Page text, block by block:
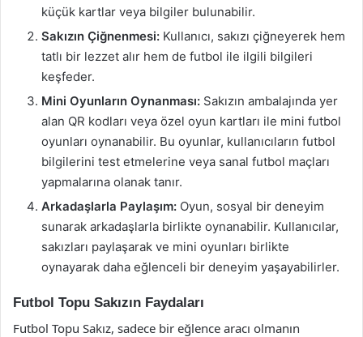
küçük kartlar veya bilgiler bulunabilir.
Sakızın Çiğnenmesi: Kullanıcı, sakızı çiğneyerek hem
tatlı bir lezzet alır hem de futbol ile ilgili bilgileri
keşfeder.
Mini Oyunların Oynanması: Sakızın ambalajında yer
alan QR kodları veya özel oyun kartları ile mini futbol
oyunları oynanabilir. Bu oyunlar, kullanıcıların futbol
bilgilerini test etmelerine veya sanal futbol maçları
yapmalarına olanak tanır.
Arkadaşlarla Paylaşım: Oyun, sosyal bir deneyim
sunarak arkadaşlarla birlikte oynanabilir. Kullanıcılar,
sakızları paylaşarak ve mini oyunları birlikte
oynayarak daha eğlenceli bir deneyim yaşayabilirler.
Futbol Topu Sakızın Faydaları
Futbol Topu Sakız, sadece bir eğlence aracı olmanın